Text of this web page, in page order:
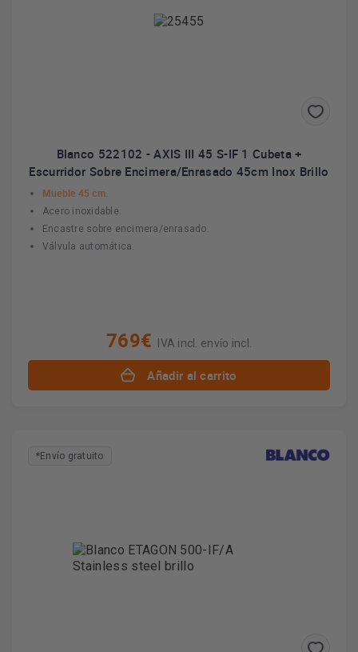
Blanco 522102 - AXIS III 45 S-IF 1 Cubeta +
Escurridor Sobre Encimera/Enrasado 45cm Inox Brillo
Mueble 45 cm.
Acero inoxidable.
Encastre sobre encimera/enrasado.
Válvula automática.
769€ IVA incl. envío incl.
Añadir al carrito
*Envío gratuito